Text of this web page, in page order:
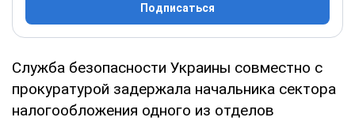
Подписаться
Служба безопасности Украины совместно с
прокуратурой задержала начальника сектора
налогообложения одного из отделов